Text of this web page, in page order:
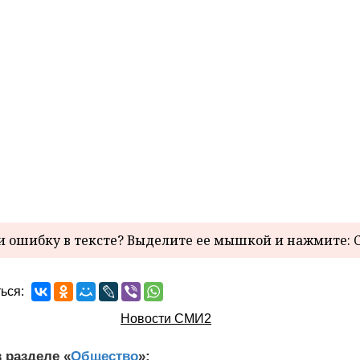
в тексте? Выделите ее мышкой и нажмите:
Новости СМИ2
разделе «Общество»: